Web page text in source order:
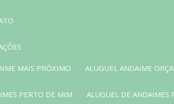
MAIS PRÓXIMO ALUGUEL ANDAIME
PERTO DE MIM ALUGUEL DE ANDAIMES